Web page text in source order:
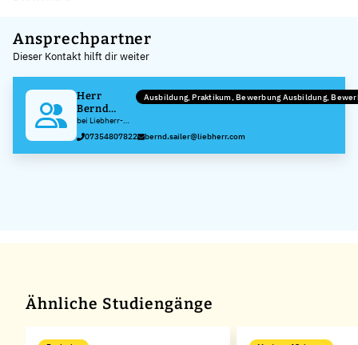
+
−
Ansprechpartner
Dieser Kontakt hilft dir weiter
Herr
Bernd
Sailer
bei Liebherr-
Hydraulikbagger
GmbH
Ausbildung, Praktikum, Bewerbung Ausbildung,
07354807822 bernd.sailer@liebherr.com
Ähnliche Studiengänge